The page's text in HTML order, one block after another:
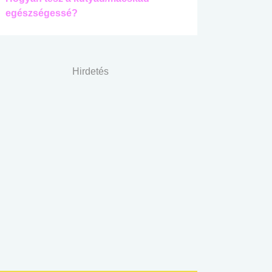
egészségessé?
Hirdetés